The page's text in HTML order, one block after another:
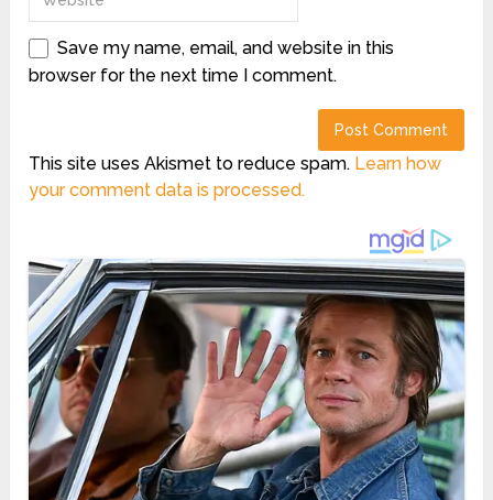
Save my name, email, and website in this
browser for the next time I comment.
This site uses Akismet to reduce spam. Learn how
your comment data is processed.